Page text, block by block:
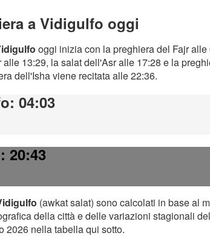
a Vidigulfo oggi
oggi inizia con la preghiera del Fajr alle
13:29, la salat dell'Asr alle 17:28 e la
dell'Isha viene recitata alle 22:36.
: 04:03
: 20:43
(awkat salat) sono calcolati in base al
della città e delle variazioni stagionali
2026 nella tabella qui sotto.